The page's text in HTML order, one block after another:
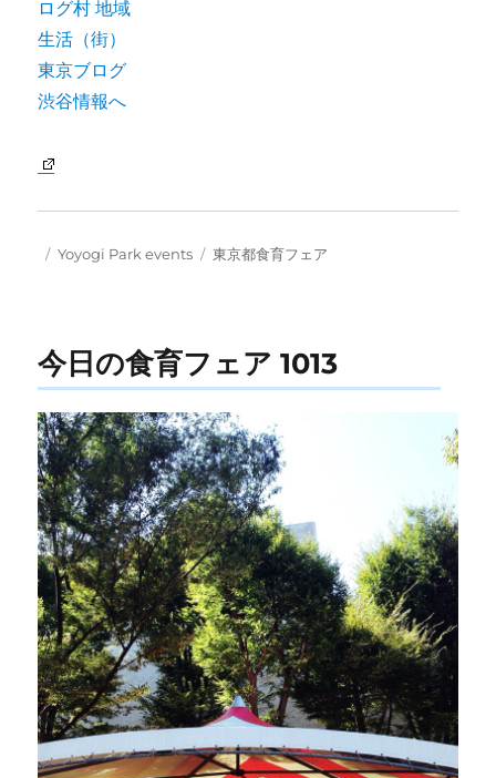
Posted
Categories
Yoyogi Park events Tags
東京都食育フェア
今日の食育フェア 1013